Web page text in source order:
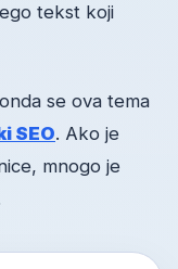
tekst koji
se ova tema
SEO. Ako je
mnogo je